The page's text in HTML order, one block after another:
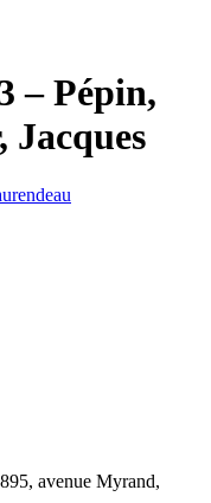
– Pépin,
Jacques
avenue Myrand,